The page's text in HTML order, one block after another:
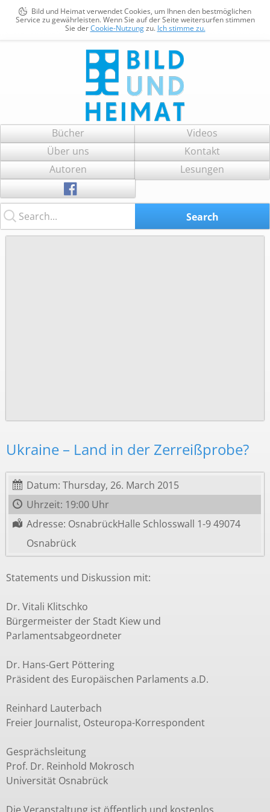
Bild und Heimat verwendet Cookies, um Ihnen den bestmöglichen
Service zu gewährleisten. Wenn Sie auf der Seite weitersurfen stimmen
Sie derCookie-Nutzungzu. Ich stimme zu.
Bild und Heimat
Inhalt
springen
Bücher
Videos
Über uns
Kontakt
Autoren
Lesungen
Search... Search
Ukraine – Land in der Zerreißprobe?
Datum: Thursday, 26. March 2015
Uhrzeit: 19:00 Uhr
Adresse: OsnabrückHalle Schlosswall 1-9 49074
Osnabrück
Statements und Diskussion mit:
Dr. Vitali Klitschko
Bürgermeister der Stadt Kiew und
Parlamentsabgeordneter
Dr. Hans-Gert Pöttering
Präsident des Europäischen Parlaments a.D.
Reinhard Lauterbach
Freier Journalist, Osteuropa-Korrespondent
Gesprächsleitung
Prof. Dr. Reinhold Mokrosch
Universität Osnabrück